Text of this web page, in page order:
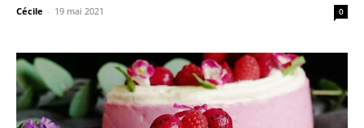
Cécile - 19 mai 2021 0